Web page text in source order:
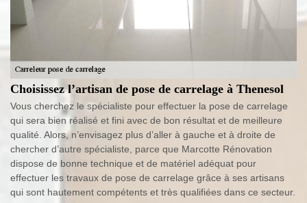
Choisissez l’artisan de pose de carrelage à Thenesol
Vous cherchez le spécialiste pour effectuer la pose de carrelage
qui sera bien réalisé et fini avec de bon résultat et de meilleure
qualité. Alors, n’envisagez plus d’aller à gauche et à droite de
chercher d’autre spécialiste, parce que Marcotte Rénovation
dispose de bonne technique et de matériel adéquat pour
effectuer les travaux de pose de carrelage grâce à ses artisans
qui sont hautement compétents et très qualifiées dans ce secteur.